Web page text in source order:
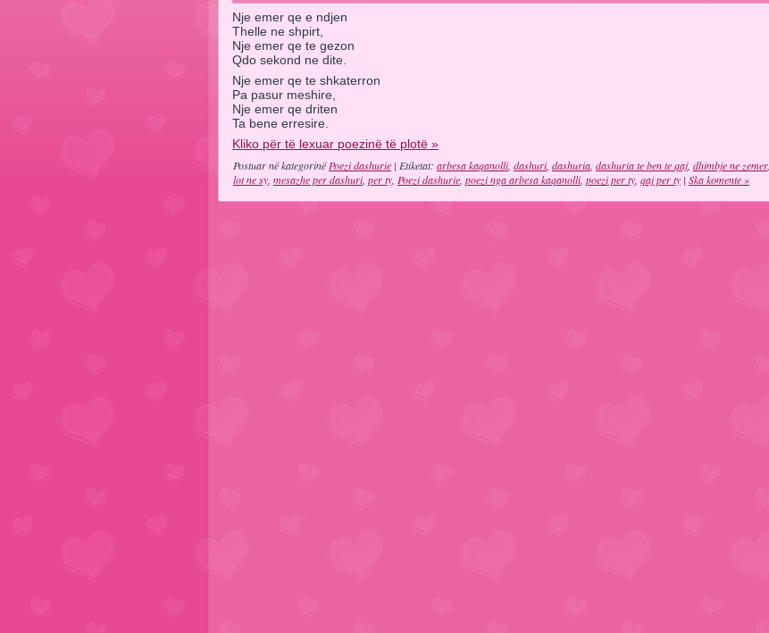
Nje emer qe e ndjen
Thelle ne shpirt,
Nje emer qe te gezon
Qdo sekond ne dite.
Nje emer qe te shkaterron
Pa pasur meshire,
Nje emer qe driten
Ta bene erresire.
Kliko për të lexuar poezinë të plotë »
Postuar në kategorinëPoezi dashurie | Etiketat: arbesa kaqanolli, dashuri, dashuria dashuria te ben te qaj, dhimbje ne zemer,
lot ne sy mesazhe per dashuri, per ty Poezi dashurie poezi nga arbesa kaqanolli, poezi per ty qaj per ty | Ska komente »